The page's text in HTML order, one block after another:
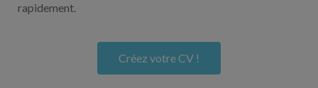
rapidement.
Créez votre CV !